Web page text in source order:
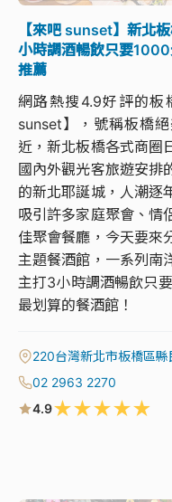
【來吧 sunset】新北
小時調酒暢飲只要
推薦
網路熱搜4.9好評的板
sunset】，號稱板橋
近，新北板橋各式商圈
國內外觀光客旅遊安排
的新北耶誕城，人潮逐
吸引許多家庭聚會、情
佳聚會餐廳，今天要來
主題餐酒館，一系列南
主打3小時調酒暢飲只
最划算的餐酒館！
220台灣新北市板橋區
02 2963 2270
4.9★★★★★